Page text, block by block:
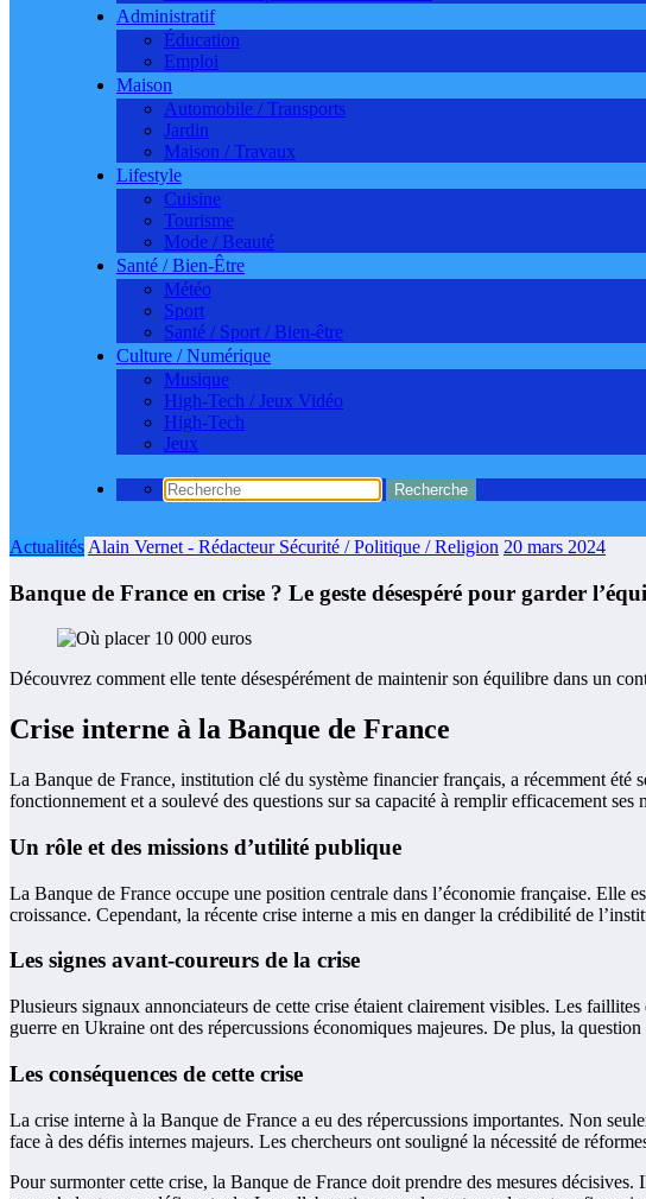
Administratif
Éducation
Emploi
Maison
Automobile / Transports
Jardin
Maison / Travaux
Lifestyle
Cuisine
Tourisme
Mode / Beauté
Santé / Bien-Être
Météo
Sport
Santé / Sport / Bien-être
Culture / Numérique
Musique
High-Tech / Jeux Vidéo
High-Tech
Jeux
Actualités Alain Vernet - Rédacteur Sécurité / Politique / Religion 20 mars 2024
Banque de France en crise ? Le geste désespéré pour garder
Découvrez comment elle tente désespérément de maintenir son équilibre dans un
Crise interne à la Banque de France
La Banque de France, institution clé du système financier français, a récemment
fonctionnement et a soulevé des questions sur sa capacité à remplir efficacement ses
Un rôle et des missions d’utilité publique
La Banque de France occupe une position centrale dans l’économie française. Elle
croissance. Cependant, la récente crise interne a mis en danger la crédibilité de
Les signes avant-coureurs de la crise
Plusieurs signaux annonciateurs de cette crise étaient clairement visibles. Les
guerre en Ukraine ont des répercussions économiques majeures. De plus, la
Les conséquences de cette crise
La crise interne à la Banque de France a eu des répercussions importantes. Non
face à des défis internes majeurs. Les chercheurs ont souligné la nécessité de
Pour surmonter cette crise, la Banque de France doit prendre des mesures